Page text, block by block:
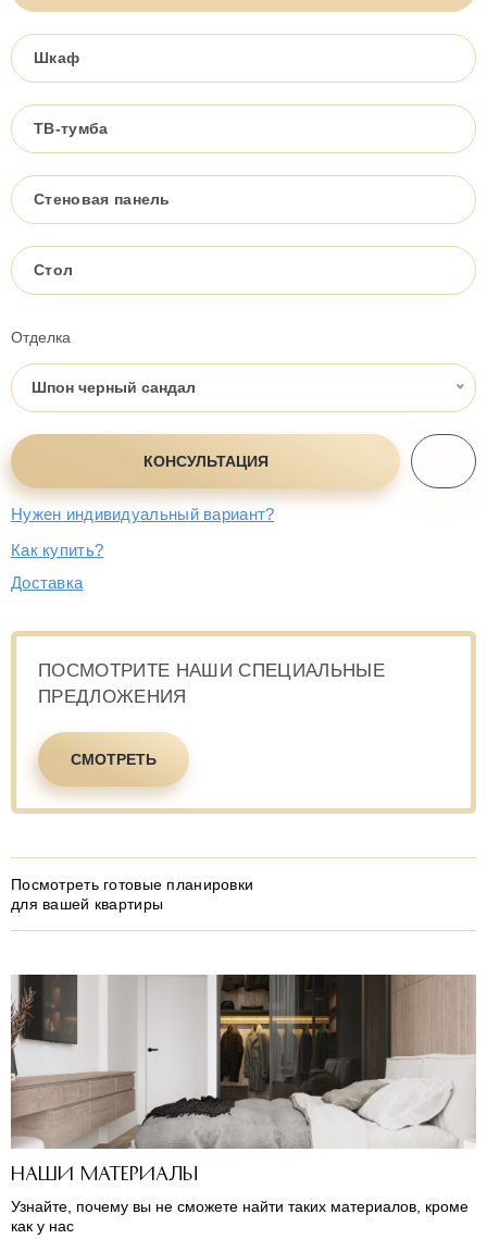
Шкаф
ТВ-тумба
Стеновая панель
Стол
Отделка
Шпон черный сандал
КОНСУЛЬТАЦИЯ
Нужен индивидуальный вариант?
Как купить?
Доставка
ПОСМОТРИТЕ НАШИ СПЕЦИАЛЬНЫЕ
ПРЕДЛОЖЕНИЯ
СМОТРЕТЬ
Посмотреть готовые планировки
для вашей квартиры
Наши материалы
Узнайте, почему вы не сможете найти таких материалов, кроме
как у нас